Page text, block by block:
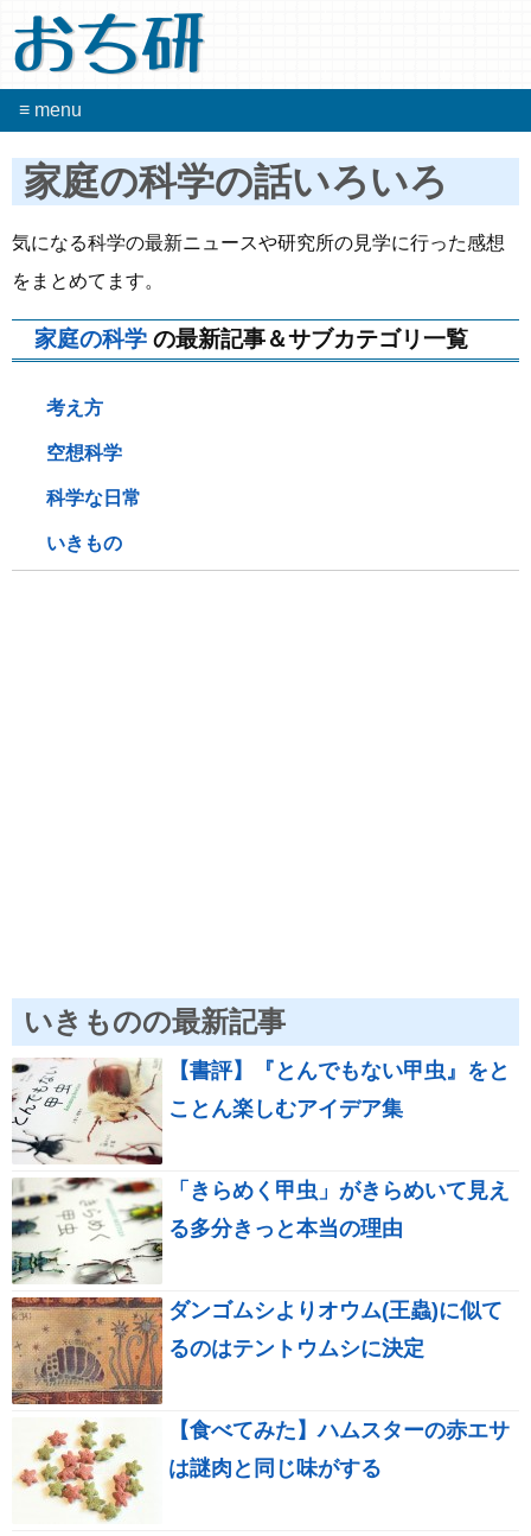
おち研
≡ menu
家庭の科学の話いろいろ
気になる科学の最新ニュースや研究所の見学に行った感想
をまとめてます。
家庭の科学の最新記事＆サブカテゴリ一覧
考え方
空想科学
科学な日常
いきもの
いきものの最新記事
【書評】『とんでもない甲虫』をと
ことん楽しむアイデア集
「きらめく甲虫」がきらめいて見え
る多分きっと本当の理由
ダンゴムシよりオウム(王蟲)に似て
るのはテントウムシに決定
【食べてみた】ハムスターの赤エサ
は謎肉と同じ味がする